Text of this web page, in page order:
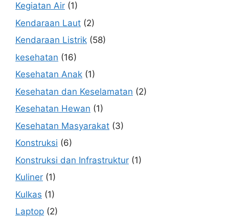
Kegiatan Air (1)
Kendaraan Laut (2)
Kendaraan Listrik (58)
kesehatan (16)
Kesehatan Anak (1)
Kesehatan dan Keselamatan (2)
Kesehatan Hewan (1)
Kesehatan Masyarakat (3)
Konstruksi (6)
Konstruksi dan Infrastruktur (1)
Kuliner (1)
Kulkas (1)
Laptop (2)